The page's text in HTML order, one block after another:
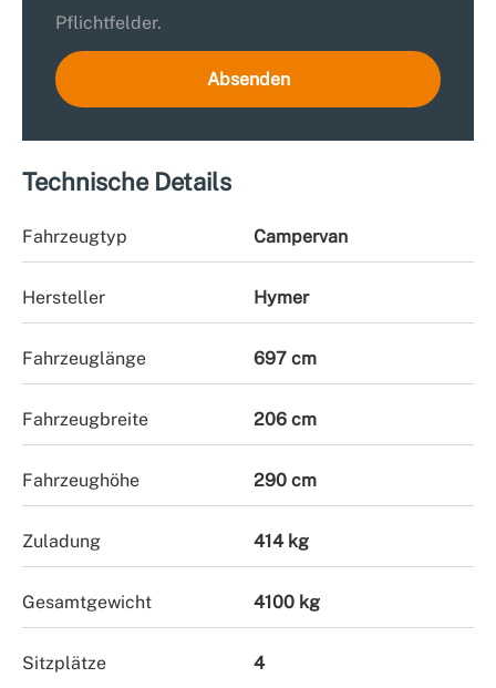
Pflichtfelder.
Absenden
Technische Details
Fahrzeugtyp Campervan
Hersteller Hymer
Fahrzeuglänge 697 cm
Fahrzeugbreite 206 cm
Fahrzeughöhe 290 cm
Zuladung 414 kg
Gesamtgewicht 4100 kg
Sitzplätze 4